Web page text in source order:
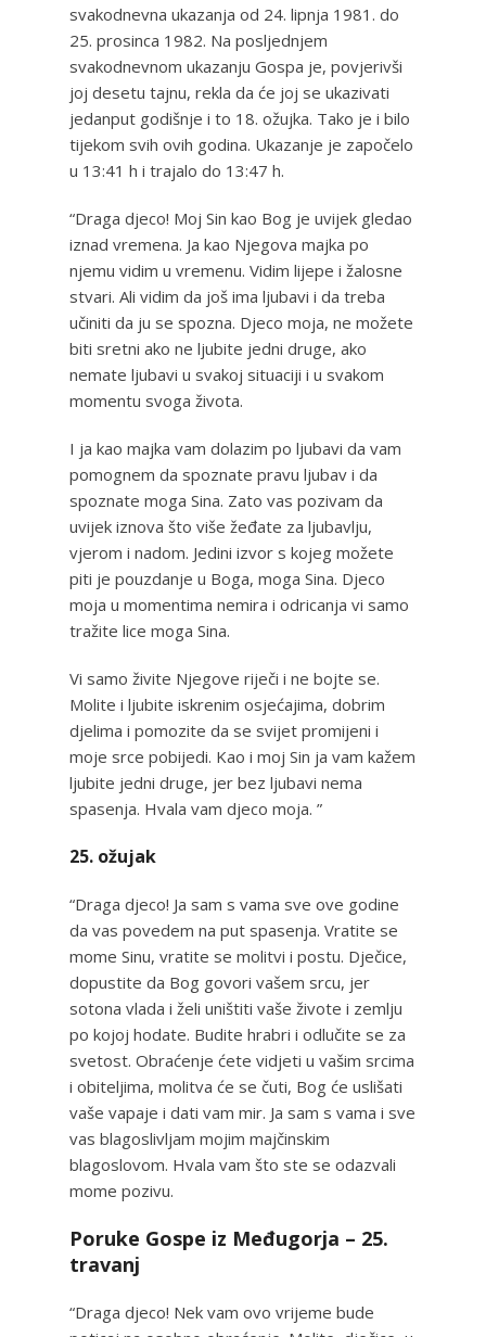
svakodnevna ukazanja od 24. lipnja 1981. do
25. prosinca 1982. Na posljednjem
svakodnevnom ukazanju Gospa je, povjerivši
joj desetu tajnu, rekla da će joj se ukazivati
jedanput godišnje i to 18. ožujka. Tako je i bilo
tijekom svih ovih godina. Ukazanje je započelo
u 13:41 h i trajalo do 13:47 h.
“Draga djeco! Moj Sin kao Bog je uvijek gledao
iznad vremena. Ja kao Njegova majka po
njemu vidim u vremenu. Vidim lijepe i žalosne
stvari. Ali vidim da još ima ljubavi i da treba
učiniti da ju se spozna. Djeco moja, ne možete
biti sretni ako ne ljubite jedni druge, ako
nemate ljubavi u svakoj situaciji i u svakom
momentu svoga života.
I ja kao majka vam dolazim po ljubavi da vam
pomognem da spoznate pravu ljubav i da
spoznate moga Sina. Zato vas pozivam da
uvijek iznova što više žeđate za ljubavlju,
vjerom i nadom. Jedini izvor s kojeg možete
piti je pouzdanje u Boga, moga Sina. Djeco
moja u momentima nemira i odricanja vi samo
tražite lice moga Sina.
Vi samo živite Njegove riječi i ne bojte se.
Molite i ljubite iskrenim osjećajima, dobrim
djelima i pomozite da se svijet promijeni i
moje srce pobijedi. Kao i moj Sin ja vam kažem
ljubite jedni druge, jer bez ljubavi nema
spasenja. Hvala vam djeco moja. ”
25. ožujak
“Draga djeco! Ja sam s vama sve ove godine
da vas povedem na put spasenja. Vratite se
mome Sinu, vratite se molitvi i postu. Dječice,
dopustite da Bog govori vašem srcu, jer
sotona vlada i želi uništiti vaše živote i zemlju
po kojoj hodate. Budite hrabri i odlučite se za
svetost. Obraćenje ćete vidjeti u vašim srcima
i obiteljima, molitva će se čuti, Bog će uslišati
vaše vapaje i dati vam mir. Ja sam s vama i sve
vas blagoslivljam mojim majčinskim
blagoslovom. Hvala vam što ste se odazvali
mome pozivu.
Poruke Gospe iz Međugorja – 25.
travanj
“Draga djeco! Nek vam ovo vrijeme bude